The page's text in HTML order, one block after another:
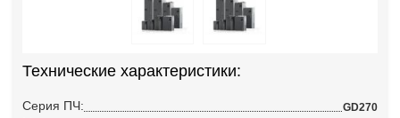
Технические характеристики:
Серия ПЧ: GD270